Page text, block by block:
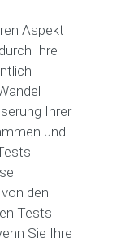
Aspekt
Ihre
Ihrer
und
den
Tests
Sie Ihre